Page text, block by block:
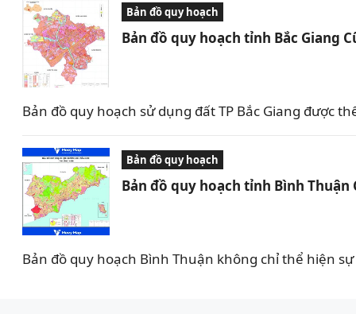
Bản đồ quy hoạch
Bản đồ quy hoạch tỉnh Bắc Giang
Bản đồ quy hoạch sử dụng đất TP Bắc Giang được
Bản đồ quy hoạch
Bản đồ quy hoạch tỉnh Bình Thuận
Bản đồ quy hoạch Bình Thuận không chỉ thể hiện